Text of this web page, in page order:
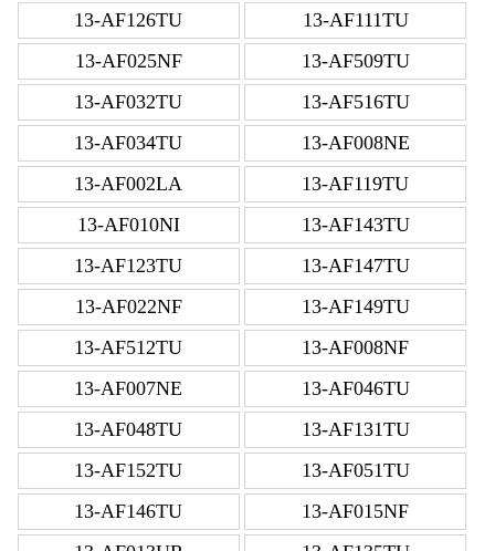
13-AF126TU
13-AF111TU
13-AF025NF
13-AF509TU
13-AF032TU
13-AF516TU
13-AF034TU
13-AF008NE
13-AF002LA
13-AF119TU
13-AF010NI
13-AF143TU
13-AF123TU
13-AF147TU
13-AF022NF
13-AF149TU
13-AF512TU
13-AF008NF
13-AF007NE
13-AF046TU
13-AF048TU
13-AF131TU
13-AF152TU
13-AF051TU
13-AF146TU
13-AF015NF